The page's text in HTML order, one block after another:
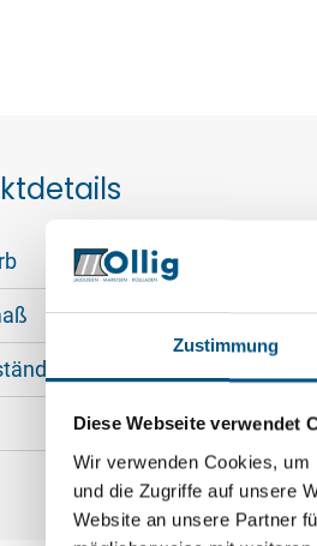
Zustimmung
Diese Webseite verwendet
Wir verwenden Cookies,
und die Zugriffe auf unsere
Website an unsere Partner
aus
ca.
54